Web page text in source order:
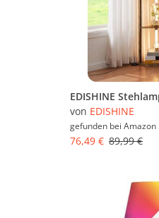
von EDISHINE
gefunden bei Amazon
76,49 € 89,99 €